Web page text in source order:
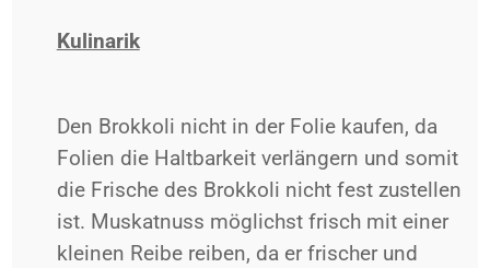
Kulinarik
Den Brokkoli nicht in der Folie kaufen, da
Folien die Haltbarkeit verlängern und somit
die Frische des Brokkoli nicht fest zustellen
ist. Muskatnuss möglichst frisch mit einer
kleinen Reibe reiben, da er frischer und